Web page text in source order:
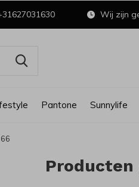
Pantone Sunnylife
Wij zijn
Producten